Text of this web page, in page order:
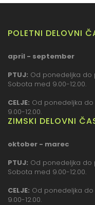
POLETNI DELOVNI
april - september
PTUJ: Od ponedeljka do
Sobota med 9.00-12.00.
CELJE: Od ponedeljka do
9.00-12.00.
ZIMSKI DELOVNI
oktober - marec
PTUJ: Od ponedeljka do
Sobota med 9.00-12.00.
CELJE: Od ponedeljka do
9.00-12.00.